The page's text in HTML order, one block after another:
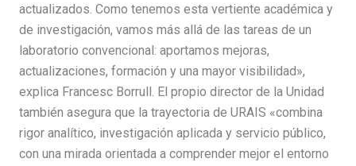
actualizados. Como tenemos esta vertiente académica y
de investigación, vamos más allá de las tareas de un
laboratorio convencional: aportamos mejoras,
actualizaciones, formación y una mayor visibilidad»,
explica Francesc Borrull. El propio director de la Unidad
también asegura que la trayectoria de URAIS «combina
rigor analítico, investigación aplicada y servicio público,
con una mirada orientada a comprender mejor el entorno